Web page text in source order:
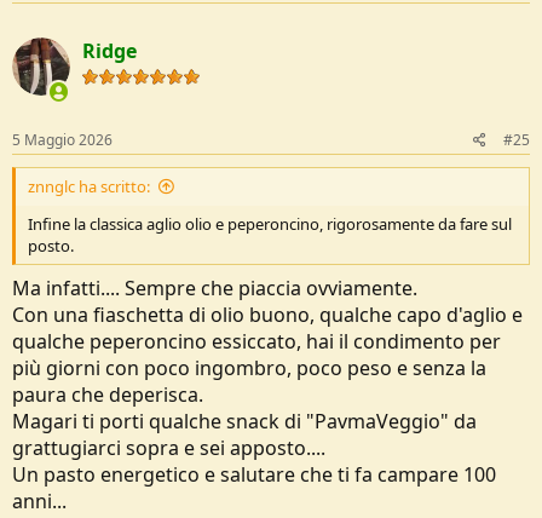
Ridge
5 Maggio 2026 #25
znnglc ha scritto:
Infine la classica aglio olio e peperoncino, rigorosamente da fare sul
posto.
Ma infatti.... Sempre che piaccia ovviamente.
Con una fiaschetta di olio buono, qualche capo d'aglio e
qualche peperoncino essiccato, hai il condimento per
più giorni con poco ingombro, poco peso e senza la
paura che deperisca.
Magari ti porti qualche snack di "PavmaVeggio" da
grattugiarci sopra e sei apposto....
Un pasto energetico e salutare che ti fa campare 100
anni...